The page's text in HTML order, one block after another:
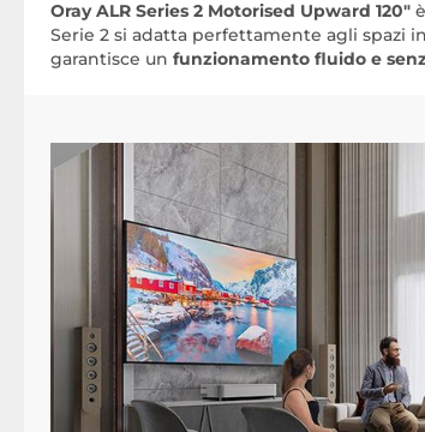
Oray ALR Series 2 Motorised Upward 120"
Serie 2 si adatta perfettamente agli spazi
garantisce un funzionamento fluido e